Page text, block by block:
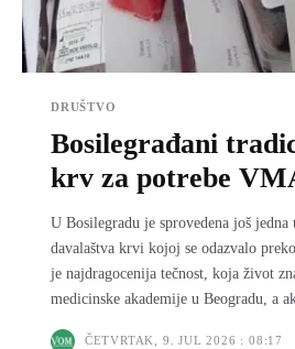
DRUŠTVO
Bosilegrađani
krv za potrebe
U Bosilegradu je sprovedena još jedna
davalaštva krvi kojoj se odazvalo
je najdragocenija tečnost, koja život
medicinske akademije u Beogradu, a
ČETVRTAK, 9. JUL 2026 : 08:17